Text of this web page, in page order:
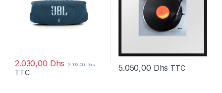
2.030,00 Dhs 2.103,00Dhs
TTC 5.050,00 Dhs TTC